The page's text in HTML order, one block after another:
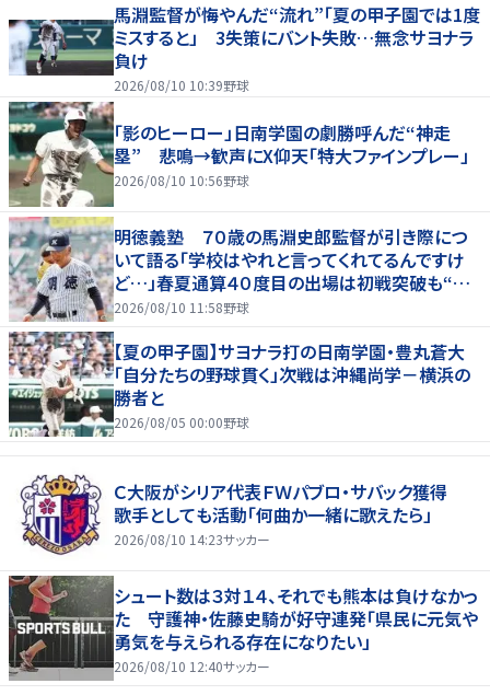
馬淵監督が悔やんだ“流れ”「夏の甲子園では1度
ミスすると」 3失策にバント失敗…無念サヨナラ
負け
2026/08/10 10:39野球
「影のヒーロー」日南学園の劇勝呼んだ“神走
塁” 悲鳴→歓声にX仰天「特大ファインプレー」
2026/08/10 10:56野球
明徳義塾 ７０歳の馬淵史郎監督が引き際につ
いて語る「学校はやれと言ってくれてるんですけ
ど…」春夏通算４０度目の出場は初戦突破も“馬
淵節”炸裂
2026/08/10 11:58野球
【夏の甲子園】サヨナラ打の日南学園・豊丸蒼大
「自分たちの野球貫く」次戦は沖縄尚学－横浜の
勝者と
2026/08/05 00:00野球
Ｃ大阪がシリア代表ＦＷパブロ・サバック獲得
歌手としても活動「何曲か一緒に歌えたら」
2026/08/10 14:23サッカー
シュート数は３対１４、それでも熊本は負けなかっ
た 守護神・佐藤史騎が好守連発「県民に元気や
勇気を与えられる存在になりたい」
2026/08/10 12:40サッカー